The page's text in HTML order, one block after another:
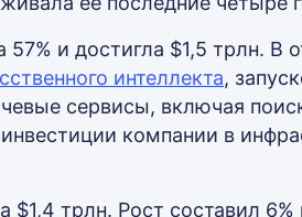
и достигла $1,5 трлн. В
интеллекта,
сервисы, включая
компании в
$1,4 трлн. Рост составил 6%